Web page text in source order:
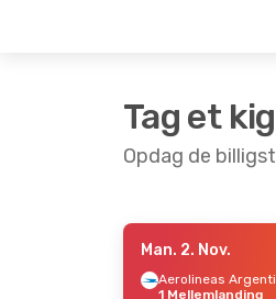
Tag et
Opdag de
- Søn. 30. Aug.
Man. 2. Nov.
Aerolineas
1 Mellemlanding